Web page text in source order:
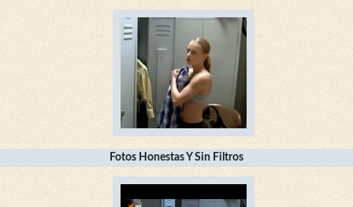
Fotos Honestas Y Sin Filtros